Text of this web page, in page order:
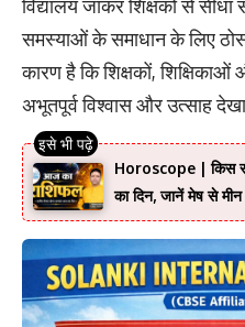
विद्यालय जाकर शिक्षकों से सीधा
समस्याओं के समाधान के लिए ठोस
कारण है कि शिक्षकों, शिक्षिकाओं
अभूतपूर्व विश्वास और उत्साह
Horoscope | किस
का दिन, जानें मेष से मीन